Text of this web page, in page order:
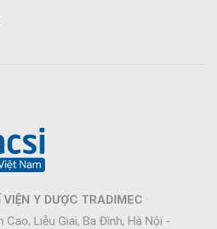
Y DƯỢC TRADIMEC
Cao, Liễu Giai, Ba Đình, Hà Nội -